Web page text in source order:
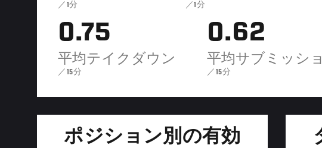
／1分 ／1分
0.75
平均テイクダウン
／15分
0.62
平均サブミッシ
／15分
ポジション別の有効